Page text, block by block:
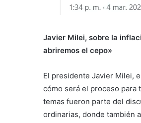
Javier Milei, sobre la
abriremos el cepo»
El presidente Javier Milei,
cómo será el proceso para
temas fueron parte del
ordinarias, donde también